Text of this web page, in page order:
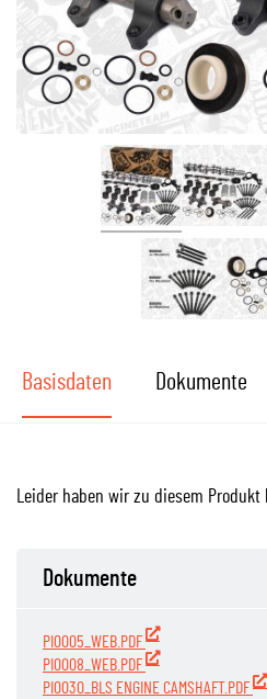
Basisdaten Dokumente
Leider haben wir zu diesem
Dokumente
PI0005_WEB.PDF
PI0008_WEB.PDF
PI0030_BLS ENGINE CAMSHAFT.PDF